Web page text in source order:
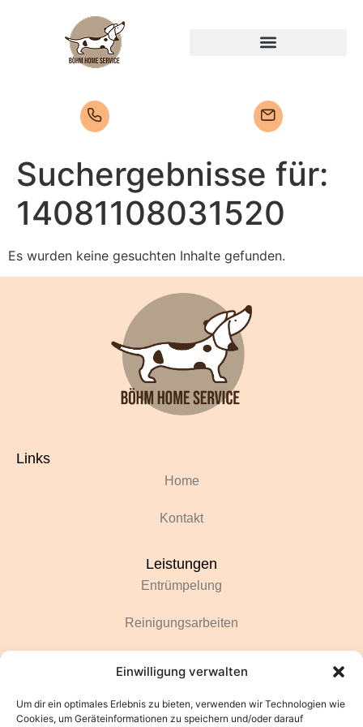
Einwilligung verwalten
Um dir ein optimales Erlebnis zu bieten, verwenden wir Technologien wie
Cookies, um Geräteinformationen zu speichern und/oder darauf
Suchergebnisse für:
14081108031520
Es wurden keine gesuchten Inhalte gefunden.
Links
Home
Kontakt
Leistungen
Entrümpelung
Reinigungsarbeiten
Gartenarbeiten